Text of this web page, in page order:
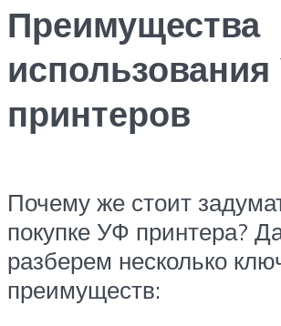
Преимущества
принтеров
Почему же стоит
покупке УФ принтера?
разберем несколько
преимуществ: